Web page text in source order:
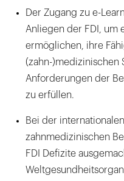
Der Zugang zu e-
Anliegen der FDI, um
ermöglichen, ihre
(zahn-)medizinischen
Anforderungen der
zu erfüllen.
Bei der
zahnmedizinischen
FDI Defizite